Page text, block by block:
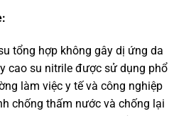
tổng hợp không gây dị ứng da
cao su nitrile được sử dụng phổ
làm việc y tế và công nghiệp
chống thấm nước và chống lại